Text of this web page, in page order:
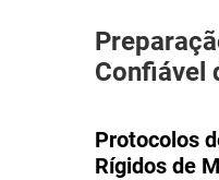
Confiável
Protocolos
Rígidos de